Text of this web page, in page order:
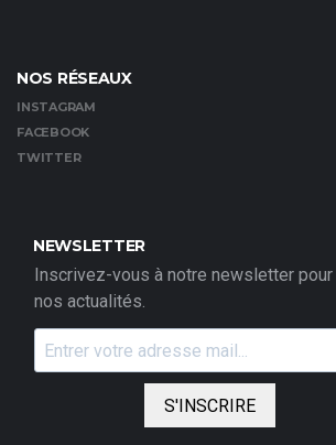
NOS RÉSEAUX
INSTAGRAM
FACEBOOK
TWITTER
NEWSLETTER
Inscrivez-vous à notre newsletter
nos actualités.
S'INSCRIRE